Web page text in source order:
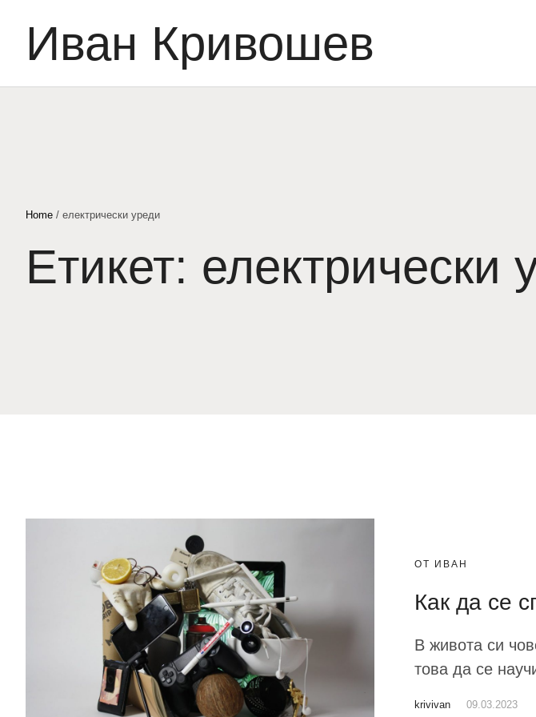
Иван Кривошев
Home / електрически уреди
Етикет: електрически
ОТ ИВАН
Как да се
В живота си
това да се
krivivan 09.03.2023